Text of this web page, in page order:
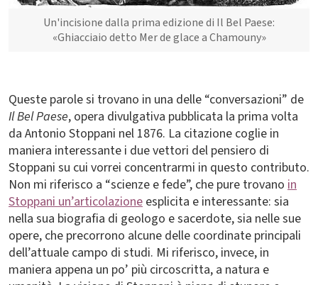
Un'incisione dalla prima edizione di Il Bel Paese:
«Ghiacciaio detto Mer de glace a Chamouny»
Queste parole si trovano in una delle “conversazioni” de
Il Bel Paese, opera divulgativa pubblicata la prima volta
da Antonio Stoppani nel 1876. La citazione coglie in
maniera interessante i due vettori del pensiero di
Stoppani su cui vorrei concentrarmi in questo contributo.
Non mi riferisco a “scienze e fede”, che pure trovano in
Stoppani un’articolazione esplicita e interessante: sia
nella sua biografia di geologo e sacerdote, sia nelle sue
opere, che precorrono alcune delle coordinate principali
dell’attuale campo di studi. Mi riferisco, invece, in
maniera appena un po’ più circoscritta, a natura e